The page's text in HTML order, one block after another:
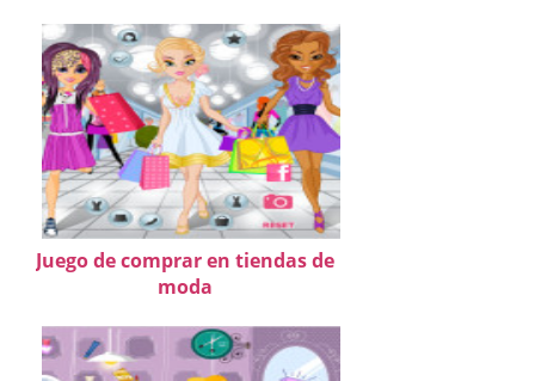
Juego de comprar en tiendas de
moda